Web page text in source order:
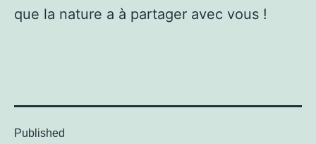
que la nature a à partager avec vous !
Published